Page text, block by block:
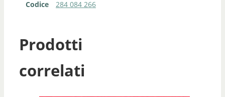
Codice 284 084 266
Prodotti
correlati